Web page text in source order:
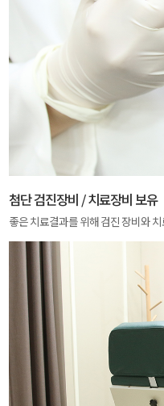
첨단 검진장비 / 치료장비 보유
좋은 치료결과를 위해 검진 장비와